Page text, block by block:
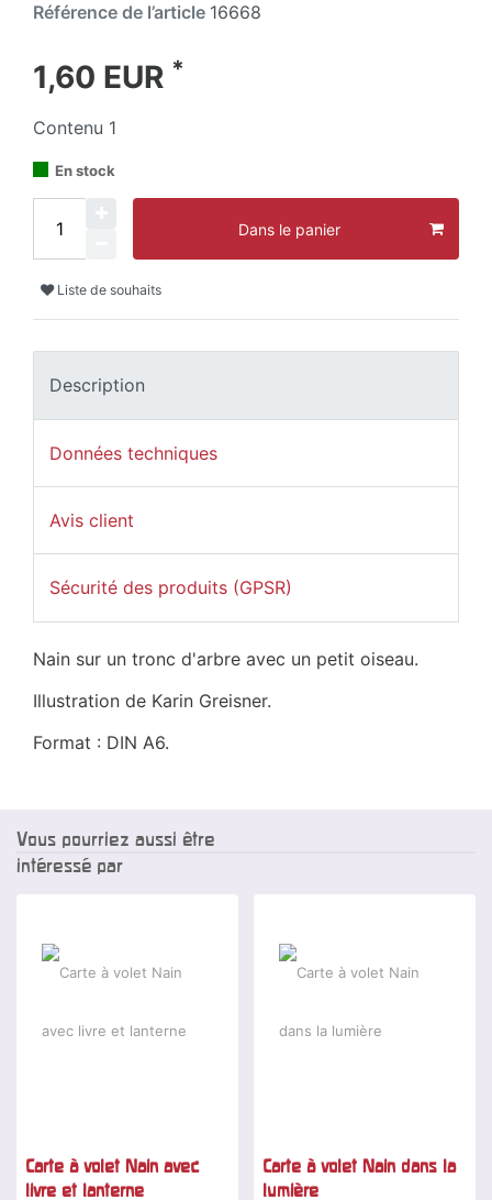
Référence de l’article 16668
1,60 EUR *
Contenu 1
En stock
Dans le panier
Liste de souhaits
Description
Données techniques
Avis client
Sécurité des produits (GPSR)
Nain sur un tronc d'arbre avec un petit oiseau.
Illustration de Karin Greisner.
Format : DIN A6.
Vous pourriez aussi être
intéressé par
Carte à volet Nain avec
livre et lanterne
Carte à volet Nain dans la
lumière